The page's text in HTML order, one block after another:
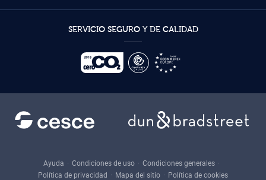
SERVICIO SEGURO Y DE CALIDAD
Ayuda Condiciones de uso
Condiciones generales
Política de privacidad
Mapa del sitio Política de cookies